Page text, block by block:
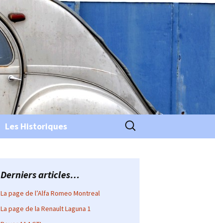
Les Historiques Rechercher :
Derniers articles…
La page de l’Alfa Romeo Montreal
La page de la Renault Laguna 1